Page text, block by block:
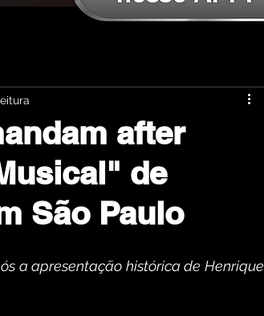
after
de
São Paulo
a apresentação histórica de Henrique